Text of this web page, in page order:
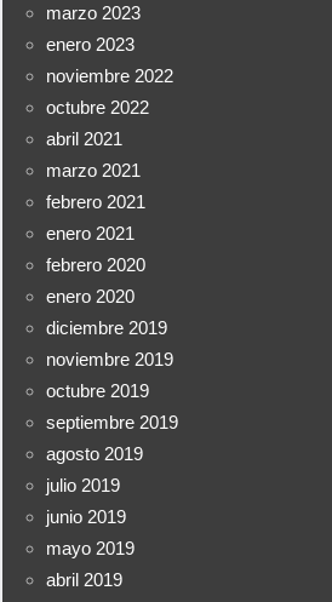
marzo 2023
enero 2023
noviembre 2022
octubre 2022
abril 2021
marzo 2021
febrero 2021
enero 2021
febrero 2020
enero 2020
diciembre 2019
noviembre 2019
octubre 2019
septiembre 2019
agosto 2019
julio 2019
junio 2019
mayo 2019
abril 2019